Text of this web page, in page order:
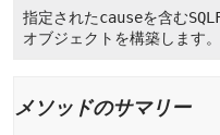
指定されたcauseを含む
オブジェクトを構築します。
メソッドのサマリー